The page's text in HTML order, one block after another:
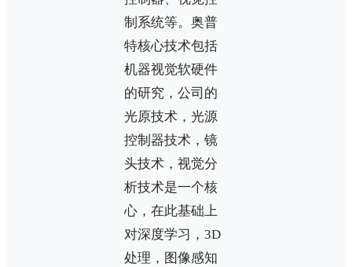
制系统等。奥普
特核心技术包括
机器视觉软硬件
的研究，公司的
光原技术，光源
控制器技术，镜
头技术，视觉分
析技术是一个核
心，在此基础上
对深度学习，3D
处理，图像感知